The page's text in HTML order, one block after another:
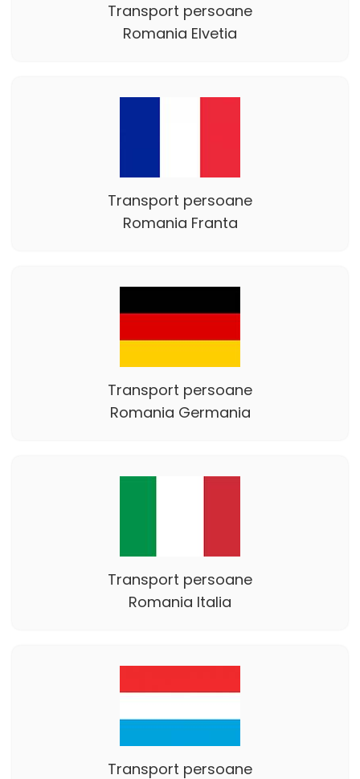
Transport persoane
Romania Elvetia
Transport persoane
Romania Franta
Transport persoane
Romania Germania
Transport persoane
Romania Italia
Transport persoane